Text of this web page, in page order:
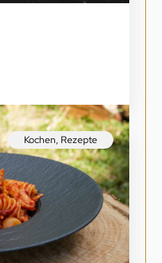
Kochen, Rezepte